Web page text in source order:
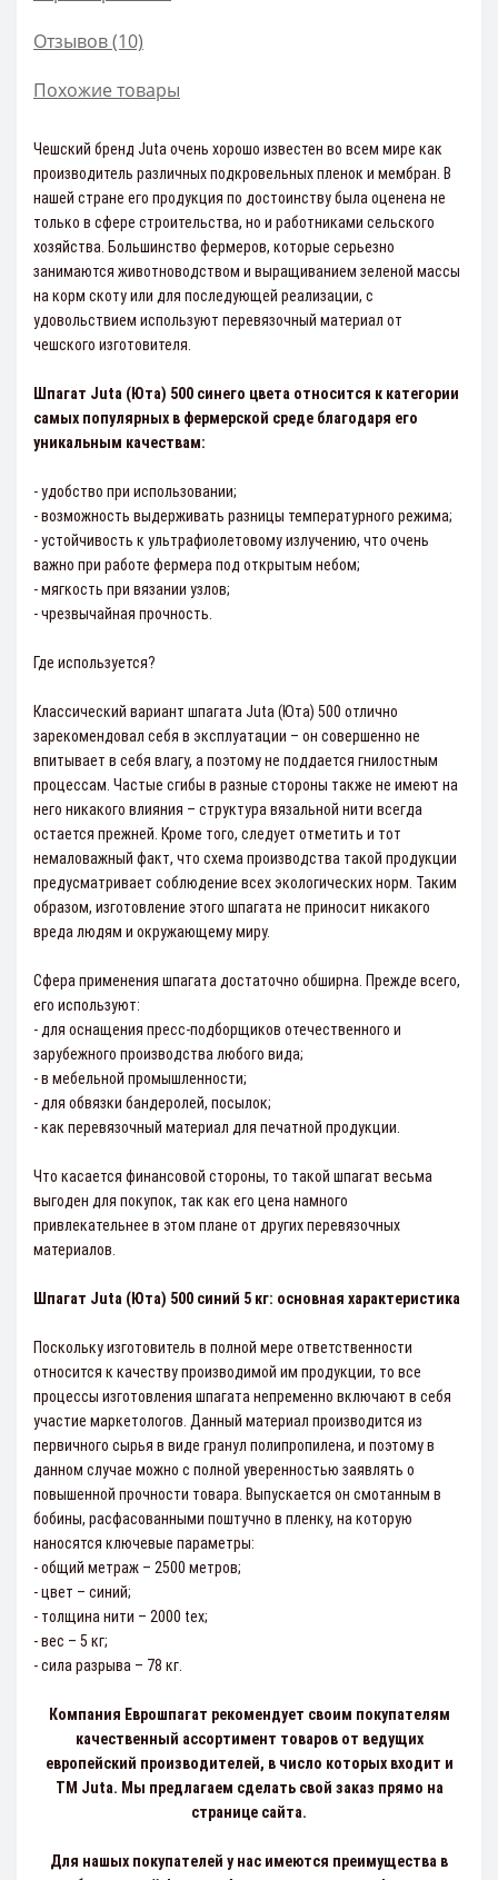
Отзывов (10)
Похожие товары
Чешский бренд Juta очень хорошо известен во всем мире как
производитель различных подкровельных пленок и мембран. В
нашей стране его продукция по достоинству была оценена не
только в сфере строительства, но и работниками сельского
хозяйства. Большинство фермеров, которые серьезно
занимаются животноводством и выращиванием зеленой массы
на корм скоту или для последующей реализации, с
удовольствием используют перевязочный материал от
чешского изготовителя.
Шпагат Juta (Юта) 500 синего цвета относится к категории
самых популярных в фермерской среде благодаря его
уникальным качествам:
- удобство при использовании;
- возможность выдерживать разницы температурного режима;
- устойчивость к ультрафиолетовому излучению, что очень
важно при работе фермера под открытым небом;
- мягкость при вязании узлов;
- чрезвычайная прочность.
Где используется?
Классический вариант шпагата Juta (Юта) 500 отлично
зарекомендовал себя в эксплуатации – он совершенно не
впитывает в себя влагу, а поэтому не поддается гнилостным
процессам. Частые сгибы в разные стороны также не имеют на
него никакого влияния – структура вязальной нити всегда
остается прежней. Кроме того, следует отметить и тот
немаловажный факт, что схема производства такой продукции
предусматривает соблюдение всех экологических норм. Таким
образом, изготовление этого шпагата не приносит никакого
вреда людям и окружающему миру.
Сфера применения шпагата достаточно обширна. Прежде всего,
его используют:
- для оснащения пресс-подборщиков отечественного и
зарубежного производства любого вида;
- в мебельной промышленности;
- для обвязки бандеролей, посылок;
- как перевязочный материал для печатной продукции.
Что касается финансовой стороны, то такой шпагат весьма
выгоден для покупок, так как его цена намного
привлекательнее в этом плане от других перевязочных
материалов.
Шпагат Juta (Юта) 500 синий 5 кг: основная характеристика
Поскольку изготовитель в полной мере ответственности
относится к качеству производимой им продукции, то все
процессы изготовления шпагата непременно включают в себя
участие маркетологов. Данный материал производится из
первичного сырья в виде гранул полипропилена, и поэтому в
данном случае можно с полной уверенностью заявлять о
повышенной прочности товара. Выпускается он смотанным в
бобины, расфасованными поштучно в пленку, на которую
наносятся ключевые параметры:
- общий метраж – 2500 метров;
- цвет – синий;
- толщина нити – 2000 tex;
- вес – 5 кг;
- сила разрыва – 78 кг.
Компания Еврошпагат рекомендует своим покупателям
качественный ассортимент товаров от ведущих
европейский производителей, в число которых входит и
ТМ Juta. Мы предлагаем сделать свой заказ прямо на
странице сайта.
Для нашых покупателей у нас имеются преимущества в